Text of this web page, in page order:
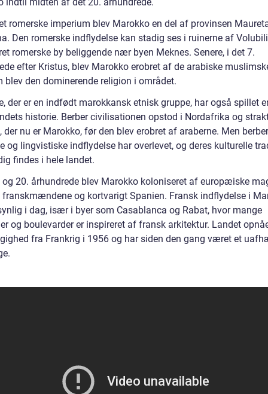
romerske imperium blev Marokko en del af provinsen
Den romerske indflydelse kan stadig ses i ruinerne af
romerske by beliggende nær byen Meknes. Senere, i det 7.
efter Kristus, blev Marokko erobret af de arabiske
blev den dominerende religion i området.
der er en indfødt marokkansk etnisk gruppe, har også spillet
historie. Berber civilisationen opstod i Nordafrika og
der nu er Marokko, før den blev erobret af araberne. Men
og lingvistiske indflydelse har overlevet, og deres kulturelle
findes i hele landet.
og 20. århundrede blev Marokko koloniseret af europæiske
og kortvarigt Spanien. Fransk indflydelse i
i dag, især i byer som Casablanca og Rabat, hvor mange
og boulevarder er inspireret af fransk arkitektur. Landet
fra Frankrig i 1956 og har siden den gang været et